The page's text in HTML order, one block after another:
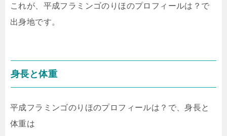
これが、平成フラミンゴのりほのプロフィールは？で
出身地です。
身長と体重
平成フラミンゴのりほのプロフィールは？で、身長と
体重は